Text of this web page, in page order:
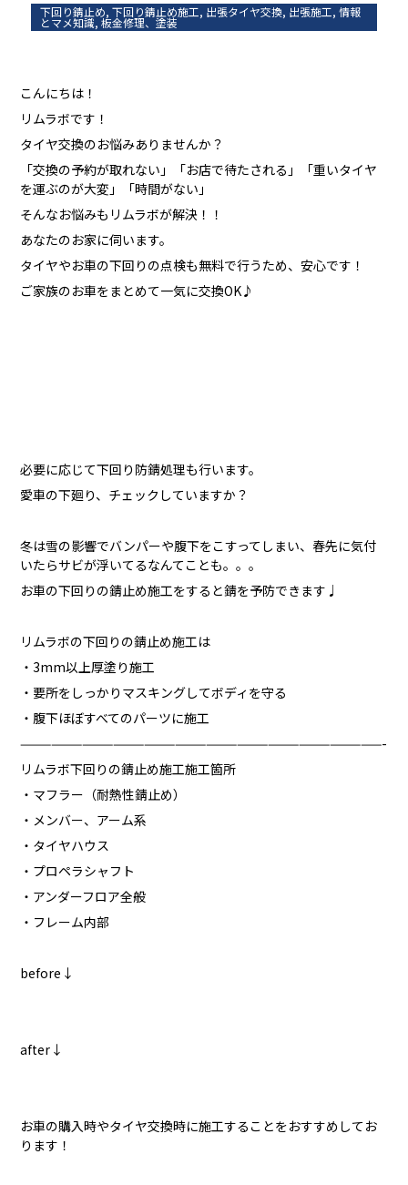
下回り錆止め,下回り錆止め施工, 出張タイヤ交換, 出張施工,情報
とマメ知識,板金修理、塗装
こんにちは！
リムラボです！
タイヤ交換のお悩みありませんか？
「交換の予約が取れない」「お店で待たされる」「重いタイヤ
を運ぶのが大変」「時間がない」
そんなお悩みもリムラボが解決！！
あなたのお家に伺います。
タイヤやお車の下回りの点検も無料で行うため、安心です！
ご家族のお車をまとめて一気に交換OK♪
必要に応じて下回り防錆処理も行います。
愛車の下廻り、チェックしていますか？
冬は雪の影響でバンパーや腹下をこすってしまい、春先に気付
いたらサビが浮いてるなんてことも。。。
お車の下回りの錆止め施工をすると錆を予防できます♩
リムラボの下回りの錆止め施工は
・3mm以上厚塗り施工
・要所をしっかりマスキングしてボディを守る
・腹下ほぼすべてのパーツに施工
———————————————————————————————————-
リムラボ下回りの錆止め施工施工箇所
・マフラー（耐熱性錆止め）
・メンバー、アーム系
・タイヤハウス
・プロペラシャフト
・アンダーフロア全般
・フレーム内部
before↓
after↓
お車の購入時やタイヤ交換時に施工することをおすすめしてお
ります！